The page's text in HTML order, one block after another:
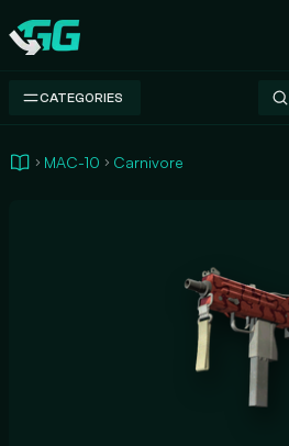
Swap.gg
CATEGORIES
MAC-10 Carnivore